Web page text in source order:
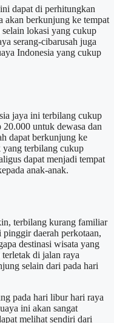
dapat di perhitungkan
akan berkunjung ke tempat
selain lokasi yang cukup
serang-cibarusah juga
Indonesia yang cukup
jaya ini terbilang cukup
untuk dewasa dan
dapat berkunjung ke
yang terbilang cukup
dapat menjadi tempat
anak-anak.
terbilang kurang familiar
daerah perkotaan,
destinasi wisata yang
di jalan raya
selain dari pada hari
pada hari libur hari raya
ini akan sangat
melihat sendiri dari